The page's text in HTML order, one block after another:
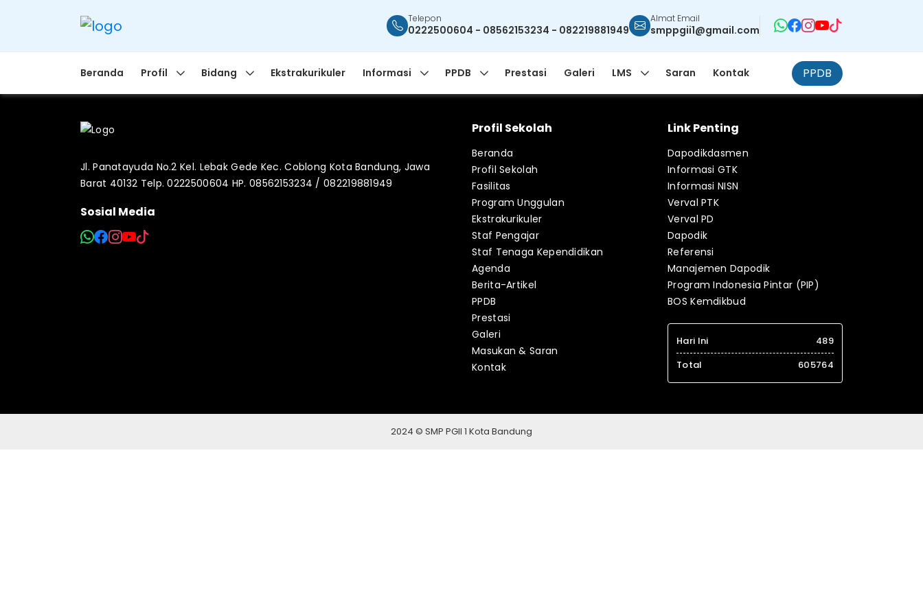
Telepon
0222500604 - 08562153234 - 082219881949
Almat Email
smppgii1@gmail.com
Beranda Profil Bidang Ekstrakurikuler Informasi PPDB Prestasi Galeri LMS Saran Kontak PPDB
Jl. Panatayuda No.2 Kel. Lebak Gede Kec. Coblong Kota Bandung, Jawa
Barat 40132 Telp. 0222500604 HP. 08562153234 / 082219881949
Sosial Media
Profil Sekolah
Beranda
Profil Sekolah
Fasilitas
Program Unggulan
Ekstrakurikuler
Staf Pengajar
Staf Tenaga Kependidikan
Agenda
Berita-Artikel
PPDB
Prestasi
Galeri
Masukan & Saran
Kontak
Link Penting
Dapodikdasmen
Informasi GTK
Informasi NISN
Verval PTK
Verval PD
Dapodik
Referensi
Manajemen Dapodik
Program Indonesia Pintar (PIP)
BOS Kemdikbud
Hari Ini
489
Total
605764
2024 © SMP PGII 1 Kota Bandung